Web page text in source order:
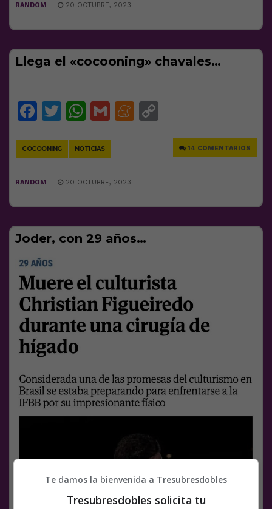
RANDOM 20 OCTUBRE, 2023
Llega el «cocooning» chavales…
Facebook
Twitter
WhatsApp
GmailMeneame
COCOONING NOTICIAS 14 COMENTARIOS
RANDOM 20 OCTUBRE, 2023
Joder, con 29 años…
Te damos la bienvenida a Tresubresdobles
Tresubresdobles solicita tu